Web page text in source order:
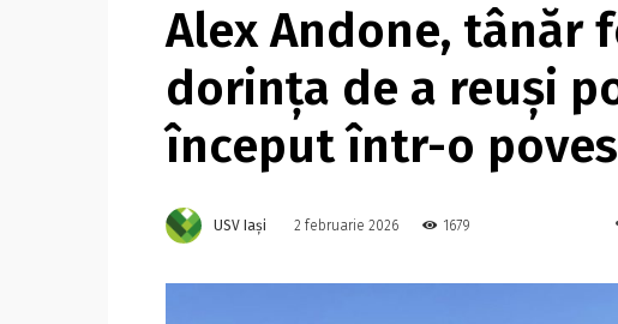
Alex Andone, tânăr
dorința de a reuși
început într-o
USV Iași 2 februarie 2026 1679